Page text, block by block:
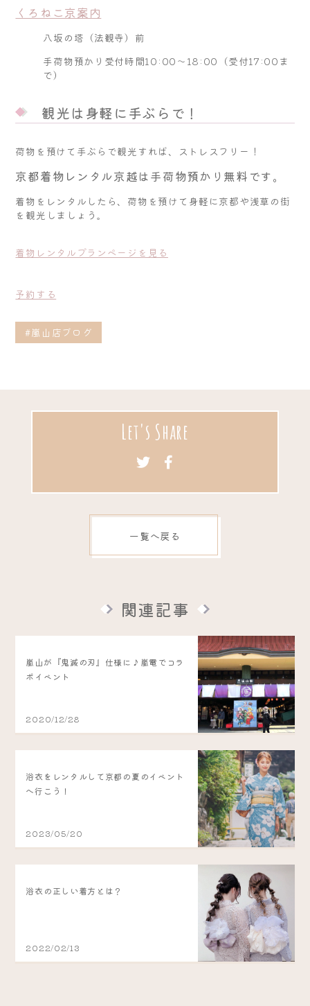
くろねこ京案内
八坂の塔（法観寺）前
手荷物預かり受付時間10:00～18:00（受付17:00ま
で）
観光は身軽に手ぶらで！
荷物を預けて手ぶらで観光すれば、ストレスフリー！
京都着物レンタル京越は手荷物預かり無料です。
着物をレンタルしたら、荷物を預けて身軽に京都や浅草の街
を観光しましょう。
着物レンタルプランページを見る
予約する
#嵐山店ブログ
Let's Share
一覧へ戻る
関連記事
嵐山が『鬼滅の刃』仕様に♪嵐電でコラ
ボイベント
2020/12/28
浴衣をレンタルして京都の夏のイベント
へ行こう！
2023/05/20
浴衣の正しい着方とは？
2022/02/13